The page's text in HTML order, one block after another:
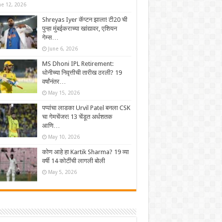
12, 2026
Shreyas Iyer कॅप्टन झाला! टी20 ची
पुन्हा मुंबईकराच्या खांद्यावर, एशियन
गेम्स…
June 6, 2026
MS Dhoni IPL Retirement:
धोनीच्या निवृत्तीची तारीख ठरली? 19
वर्षांनंतर…
May 15, 2026
पप्पांचा लाडका Urvil Patel बनला CSK
चा गेमचेंजर! 13 चेंडूत अर्धशतक
आणि…
May 10, 2026
कोण आहे हा Kartik Sharma? 19 व्या
वर्षी 14 कोटींची लागली बोली
May 5, 2026